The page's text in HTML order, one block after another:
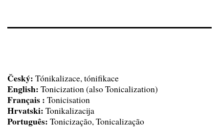
Český: Tónikalizace, tónifikace
English: Tonicization (also Tonicalization)
Français : Tonicisation
Hrvatski: Tonikalizacija
Português: Tonicização, Tonicalização